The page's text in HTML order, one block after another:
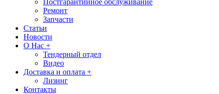
Постгарантийное обслуживание
Ремонт
Запчасти
Статьи
Новости
О Нас +
Тендерный отдел
Видео
Доставка и оплата +
Лизинг
Контакты